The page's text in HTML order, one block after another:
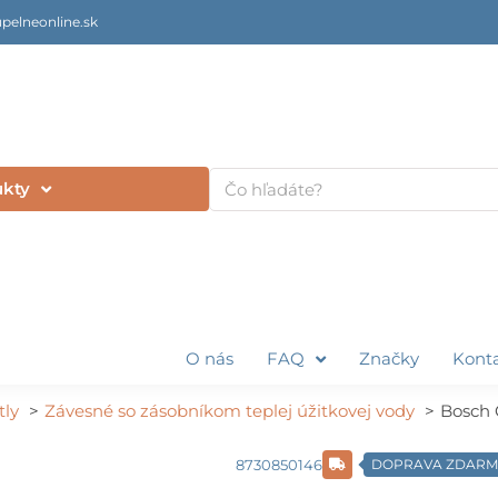
Vyhľadať
O nás FAQ Značky
Závesné so zásobníkom teplej úžitkovej vody Bosch
8730850146 DOPRAVA